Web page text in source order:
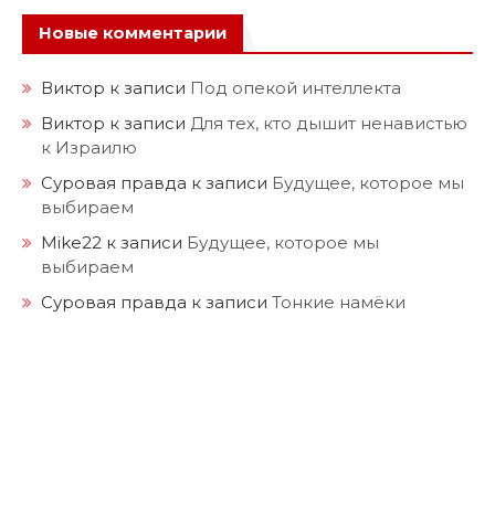
Новые комментарии
Виктор к записи Под опекой интеллекта
Виктор к записи Для тех, кто дышит ненавистью
к Израилю
Суровая правда к записи Будущее, которое мы
выбираем
Mike22 к записи Будущее, которое мы
выбираем
Суровая правда к записи Тонкие намёки